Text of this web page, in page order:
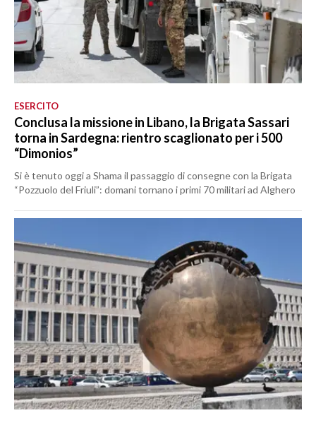
ESERCITO
Conclusa la missione in Libano, la Brigata Sassari
torna in Sardegna: rientro scaglionato per i 500
“Dimonios”
Si è tenuto oggi a Shama il passaggio di consegne con la Brigata
“Pozzuolo del Friuli”: domani tornano i primi 70 militari ad Alghero